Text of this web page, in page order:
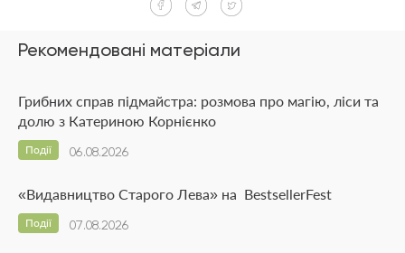
Рекомендовані матеріали
Грибних справ підмайстра: розмова про магію, ліси та
долю з Катериною Корнієнко
06.08.2026
Події
«Видавництво Старого Лева» на BestsellerFest
07.08.2026
Події